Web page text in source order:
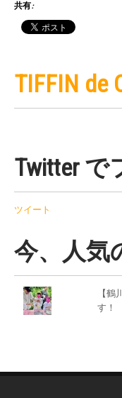
共有:
TIFFIN de
Twitter で
ツイート
今、人気
【
す！